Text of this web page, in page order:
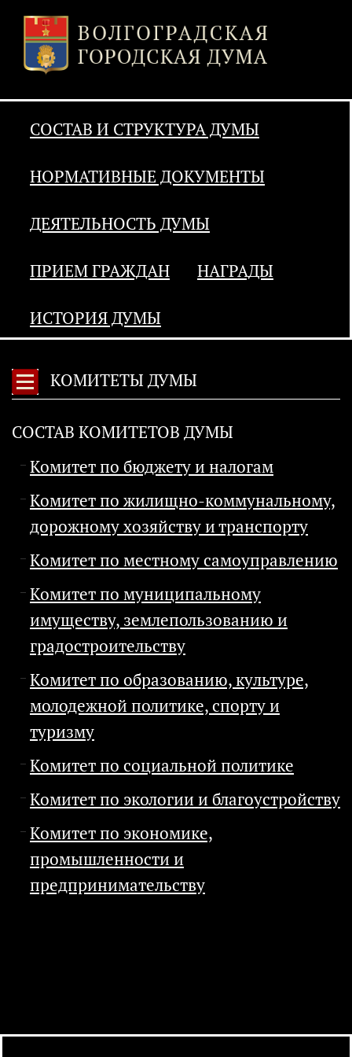
СОСТАВ И СТРУКТУРА ДУМЫ
НОРМАТИВНЫЕ ДОКУМЕНТЫ
ДЕЯТЕЛЬНОСТЬ ДУМЫ
ПРИЕМ ГРАЖДАН НАГРАДЫ
ИСТОРИЯ ДУМЫ
КОМИТЕТЫ ДУМЫ
СОСТАВ КОМИТЕТОВ ДУМЫ
Комитет по бюджету и налогам
Комитет по жилищно-коммунальному,
дорожному хозяйству и транспорту
Комитет по местному самоуправлению
Комитет по муниципальному
имуществу, землепользованию и
градостроительству
Комитет по образованию, культуре,
молодежной политике, спорту и
туризму
Комитет по социальной политике
Комитет по экологии и благоустройству
Комитет по экономике,
промышленности и
предпринимательству